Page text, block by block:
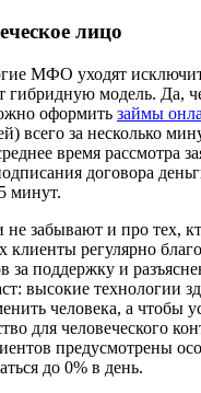
лицо
МФО уходят
гибридную модель. Да,
оформить займы
всего за несколько
время рассмотра
договора
минут.
забывают и про тех,
регулярно
за поддержку и
высокие технологии
человека, а чтобы
для человеческого
предусмотрены
до 0% в день.